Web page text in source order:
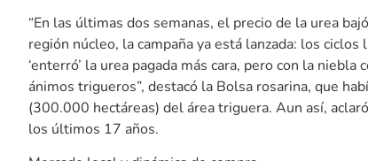
“En las últimas dos semanas, el precio de la urea
región núcleo, la campaña ya está lanzada: los
‘enterró’ la urea pagada más cara, pero con la
ánimos trigueros”, destacó la Bolsa rosarina, que
(300.000 hectáreas) del área triguera. Aun así,
los últimos 17 años.